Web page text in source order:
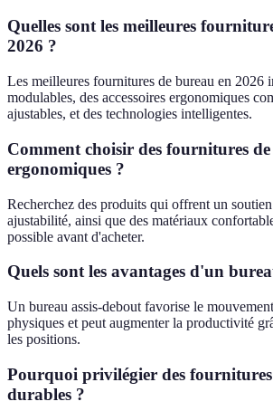
Quelles sont les meilleures
2026 ?
Les meilleures fournitures de bureau en 2026
modulables, des accessoires ergonomiques
ajustables, et des technologies intelligentes.
Comment choisir des fournitures
ergonomiques ?
Recherchez des produits qui offrent un
ajustabilité, ainsi que des matériaux
possible avant d'acheter.
Quels sont les avantages d'un
Un bureau assis-debout favorise le
physiques et peut augmenter la productivité
les positions.
Pourquoi privilégier des
durables ?